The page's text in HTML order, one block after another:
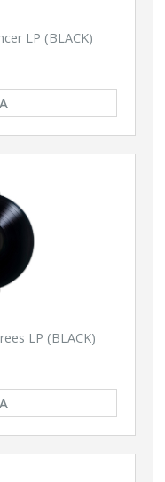
LP (BLACK)
LP (BLACK)